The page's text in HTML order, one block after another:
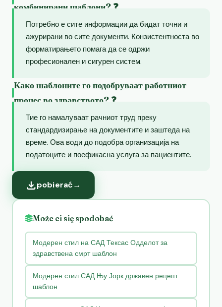
комбинирани шаблони? ❓
Потребно е сите информации да бидат точни и
ажурирани во сите документи. Конзистентноста во
форматирањето помага да се одржи
професионален и сигурен систем.
Како шаблоните го подобруваат работниот
процес во здравството? ❓
Тие го намалуваат рачниот труд преку
стандардизирање на документите и заштеда на
време. Ова води до подобра организација на
податоците и поефикасна услуга за пациентите.
pobierać→
Może ci się spodobać
Модерен стил на САД Тексас Одделот за
здравствена смрт шаблон
Модерен стил САД Њу Јорк државен рецепт
шаблон